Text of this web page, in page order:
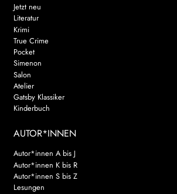
Jetzt neu
Literatur
Krimi
True Crime
Pocket
Simenon
Salon
Atelier
Gatsby Klassiker
Kinderbuch
AUTOR*INNEN
Autor*innen A bis J
Autor*innen K bis R
Autor*innen S bis Z
Lesungen